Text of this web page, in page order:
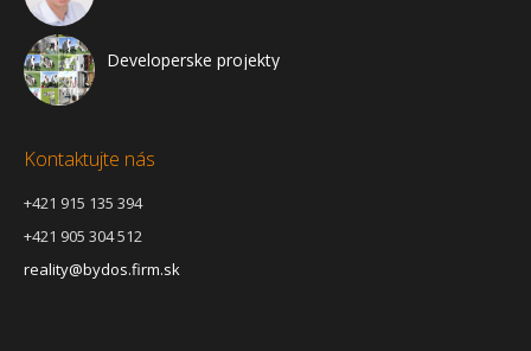
Developerske projekty
Kontaktujte nás
+421 915 135 394
+421 905 304 512
reality@bydos.firm.sk